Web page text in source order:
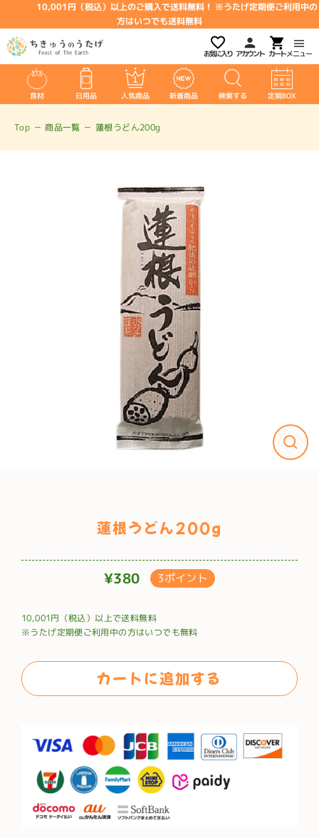
10,001円（税込）以上のご購入で送料無料！ ※うたげ定期便ご利用中の
方はいつでも送料無料
メニュー
アカウント
お気に入り
食材 日用品 人気商品 新着商品 検索する 定期BOX
Top － 商品一覧 － 蓮根うどん200g
蓮根うどん200g
通
価
¥380 3ポイント
10,001円（税込）以上で送料無料
※うたげ定期便ご利用中の方はいつでも無料
カートに追加する